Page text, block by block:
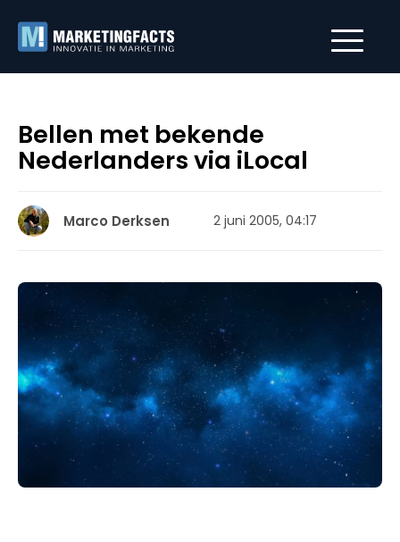
Bellen met bekende
Nederlanders via iLocal
Marco Derksen 2 juni 2005, 04:17